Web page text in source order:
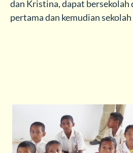
dan Kristina, dapat bersekolah
pertama dan kemudian